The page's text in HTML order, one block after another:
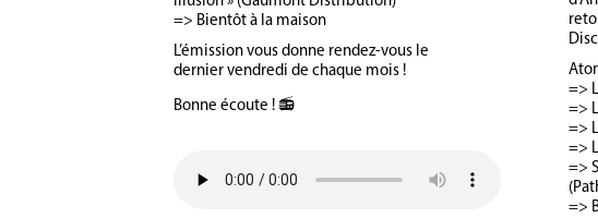
=> Bientôt à la maison
L’émission vous donne rendez-vous le
dernier vendredi de chaque mois !
Bonne écoute ! 📻
=>
=>
=>
=>
=>
=>